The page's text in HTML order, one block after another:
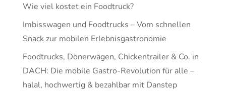
Wie viel kostet ein Foodtruck?
Imbisswagen und Foodtrucks – Vom schnellen
Snack zur mobilen Erlebnisgastronomie
Foodtrucks, Dönerwägen, Chickentrailer & Co. in
DACH: Die mobile Gastro-Revolution für alle –
halal, hochwertig & bezahlbar mit Danstep